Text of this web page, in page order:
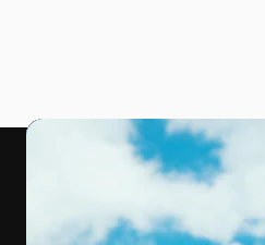
Video